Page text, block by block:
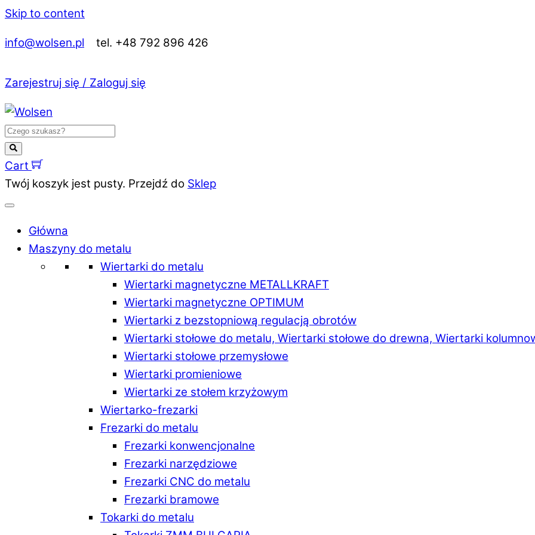
Skip to content
info@wolsen.pl tel. +48 792 896 426
Zarejestruj się / Zaloguj się
Cart
Twój koszyk jest pusty. Przejdź do Sklep
Główna
Maszyny do metalu
Wiertarki do metalu
Wiertarki magnetyczne METALLKRAFT
Wiertarki magnetyczne OPTIMUM
Wiertarki z bezstopniową regulacją obrotów
Wiertarki stołowe do metalu, Wiertarki stołowe do drewna, Wiertarki
Wiertarki stołowe przemysłowe
Wiertarki promieniowe
Wiertarki ze stołem krzyżowym
Wiertarko-frezarki
Frezarki do metalu
Frezarki konwencjonalne
Frezarki narzędziowe
Frezarki CNC do metalu
Frezarki bramowe
Tokarki do metalu